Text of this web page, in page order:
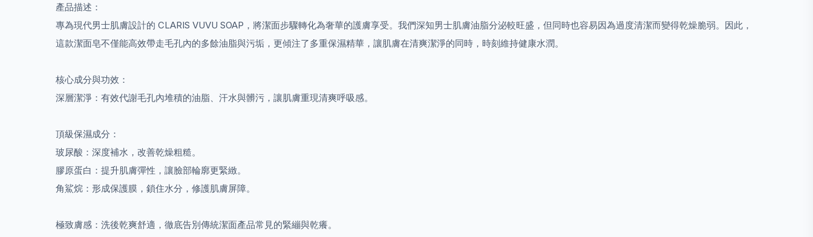
產品描述：
專為現代男士肌膚設計的 CLARIS VUVU SOAP，將潔面步驟轉化為奢華的護膚享受。我們深知男士肌膚油脂分泌較旺盛，但同時也容易因為過度清潔而變得乾燥脆弱。因此，
這款潔面皂不僅能高效帶走毛孔內的多餘油脂與污垢，更傾注了多重保濕精華，讓肌膚在清爽潔淨的同時，時刻維持健康水潤。
​核心成分與功效：
深層潔淨：有效代謝毛孔內堆積的油脂、汗水與髒污，讓肌膚重現清爽呼吸感。
頂級保濕成分：
玻尿酸：深度補水，改善乾燥粗糙。
膠原蛋白：提升肌膚彈性，讓臉部輪廓更緊緻。
角鯊烷：形成保護膜，鎖住水分，修護肌膚屏障。
極致膚感：洗後乾爽舒適，徹底告別傳統潔面產品常見的緊繃與乾癢。